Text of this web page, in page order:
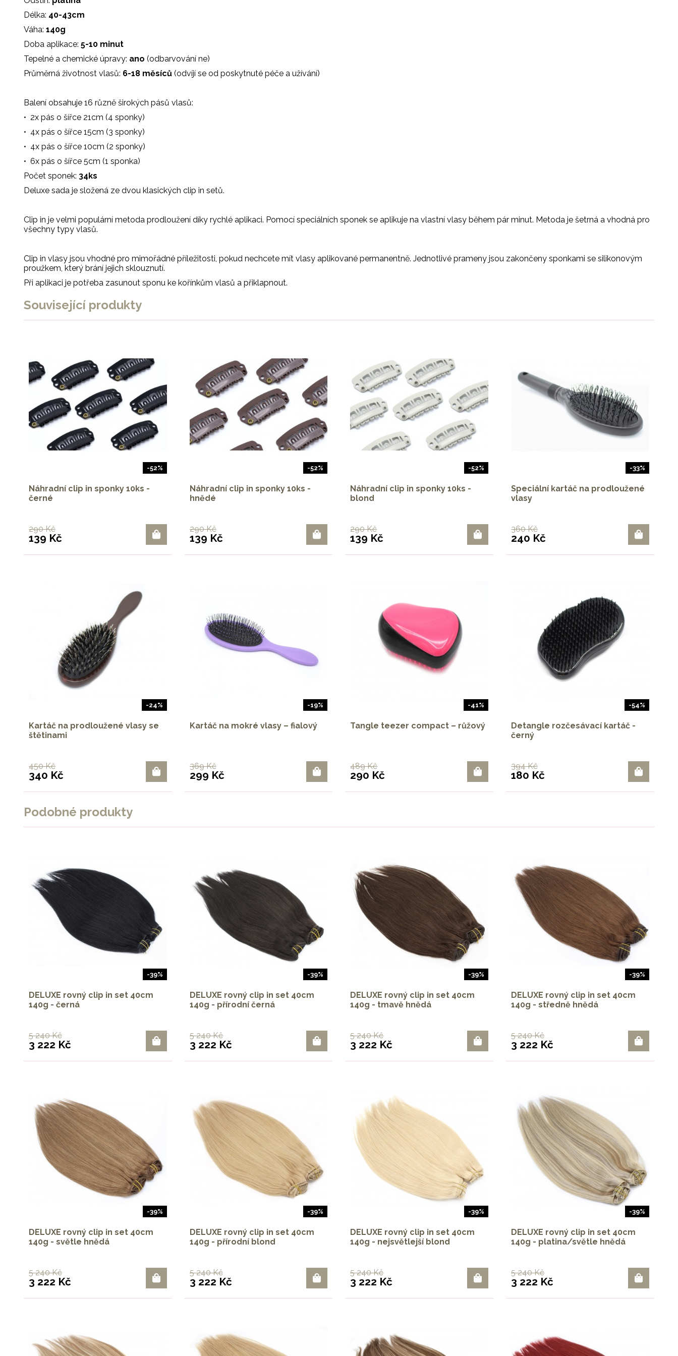
Délka: 40-43cm
Váha:140g
Doba aplikace:5-10 minut
Tepelné a chemické úpravy: ano (odbarvování ne)
Průměrná životnost vlasů: 6-18 měsíců (odvíjí se od poskytnuté péče a užívání)
Balení obsahuje 16 různě širokých pásů vlasů:
• 2x pás o šířce 21cm (4 sponky)
• 4x pás o šířce 15cm (3 sponky)
• 4x pás o šířce 10cm (2 sponky)
• 6x pás o šířce 5cm (1 sponka)
Počet sponek: 34ks
Deluxe sada je složená ze dvou klasických clip in setů.
Clip in je velmi populární metoda prodloužení díky rychlé aplikaci. Pomocí speciálních sponek se aplikuje na vlastní vlasy během pár minut. Metoda je šetrná a vhodná pro
všechny typy vlasů.
Clip in vlasy jsou vhodné pro mimořádné příležitosti, pokud nechcete mít vlasy aplikované permanentně. Jednotlivé prameny jsou zakončeny sponkami se silikonovým
proužkem, který brání jejich sklouznutí.
Při aplikaci je potřeba zasunout sponu ke kořínkům vlasů a přiklapnout.
Související produkty
-52%
Náhradní clip in sponky 10ks -
černé
290 Kč
139 Kč
-52%
Náhradní clip in sponky 10ks -
hnědé
290 Kč
139 Kč
-52%
Náhradní clip in sponky 10ks -
blond
290 Kč
139 Kč
-33%
Speciální kartáč na prodloužené
vlasy
360 Kč
240 Kč
-24%
Kartáč na prodloužené vlasy se
štětinami
450 Kč
340 Kč
-19%
Kartáč na mokré vlasy – fialový
369 Kč
299 Kč
-41%
Tangle teezer compact – růžový
489 Kč
290 Kč
-54%
Detangle rozčesávací kartáč -
černý
394 Kč
180 Kč
Podobné produkty
-39%
DELUXE rovný clip in set 40cm
140g - černá
5 240 Kč
3 222 Kč
-39%
DELUXE rovný clip in set 40cm
140g - přírodní černá
5 240 Kč
3 222 Kč
-39%
DELUXE rovný clip in set 40cm
140g - tmavě hnědá
5 240 Kč
3 222 Kč
-39%
DELUXE rovný clip in set 40cm
140g - středně hnědá
5 240 Kč
3 222 Kč
-39%
DELUXE rovný clip in set 40cm
140g - světle hnědá
5 240 Kč
3 222 Kč
-39%
DELUXE rovný clip in set 40cm
140g - přírodní blond
5 240 Kč
3 222 Kč
-39%
DELUXE rovný clip in set 40cm
140g - nejsvětlejší blond
5 240 Kč
3 222 Kč
-39%
DELUXE rovný clip in set 40cm
140g - platina/světle hnědá
5 240 Kč
3 222 Kč